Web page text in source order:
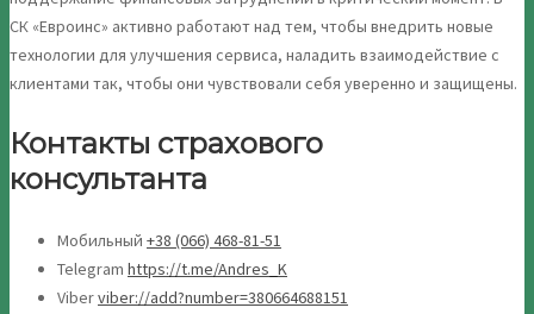
СК «Евроинс» активно работают над тем, чтобы внедрить новые
технологии для улучшения сервиса, наладить взаимодействие с
клиентами так, чтобы они чувствовали себя уверенно и защищены.
Контакты страхового
консультанта
Мобильный +38 (066) 468-81-51
Telegram https://t.me/Andres_K
Viberviber://add?number=380664688151